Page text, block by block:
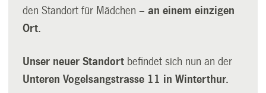
den Standort für Mädchen –an einem einzigen
Ort.
Unser neuer Standort befindet sich nun an der
Unteren Vogelsangstrasse 11 in Winterthur.